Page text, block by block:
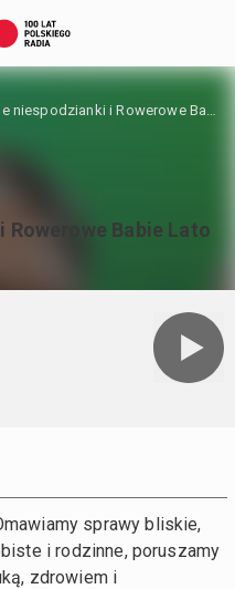
Muzyczne niespodzianki i Rowerowe Babie Lato
Babie Lato
sprawy bliskie,
i rodzinne, poruszamy
zdrowiem i